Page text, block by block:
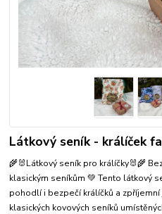
Látkový seník - králíček
🌾🐰Látkový seník pro králíčky🐰🌾
klasickým seníkům 💚 Tento látkový
pohodlí i bezpečí králíčků a
klasických kovových seníků